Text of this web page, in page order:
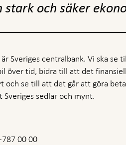
stark och säker
är Sveriges centralbank. Vi ska se
över tid, bidra till att det
och se till att det går att göra
Sveriges sedlar och mynt.
00 00